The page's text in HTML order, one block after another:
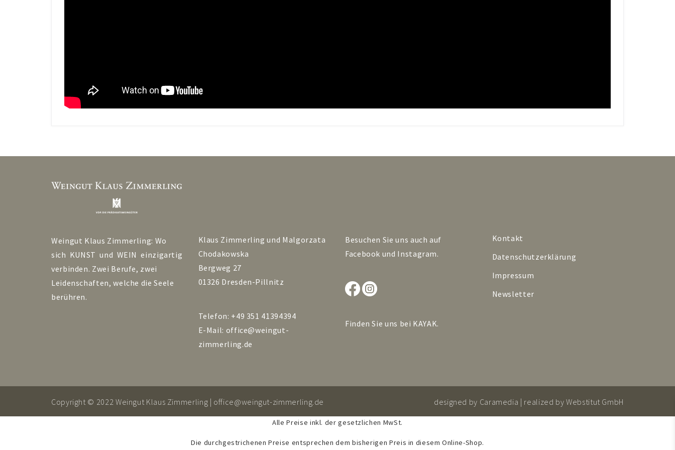
Weingut Klaus Zimmerling: Wo
sich KUNST und WEIN einzigartig
verbinden. Zwei Berufe, zwei
Leidenschaften, welche die Seele
berühren.
Klaus Zimmerling und Malgorzata
Chodakowska
Bergweg 27
01326 Dresden-Pillnitz
Telefon: +49 351 41394394
E-Mail: office@weingut-
zimmerling.de
Besuchen Sie uns auch auf
Facebook und Instagram.
Finden Sie uns bei KAYAK.
Kontakt
Datenschutzerklärung
Impressum
Newsletter
Copyright © 2022 Weingut Klaus Zimmerling | office@weingut-zimmerling.de designed by Caramedia | realized byWebstitut GmbH
Alle Preise inkl. der gesetzlichen MwSt.
Die durchgestrichenen Preise entsprechen dem bisherigen Preis in diesem Online-Shop.